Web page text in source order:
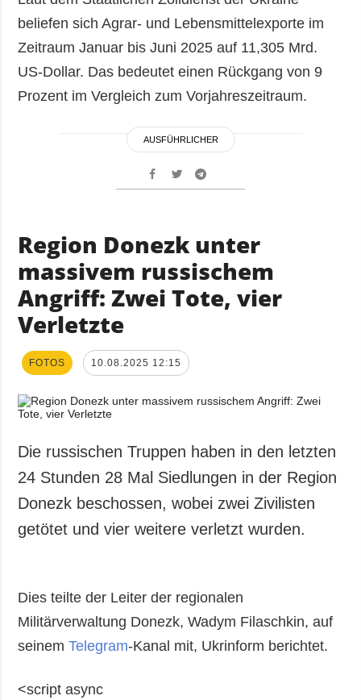
beliefen sich Agrar- und Lebensmittelexporte im
Zeitraum Januar bis Juni 2025 auf 11,305 Mrd.
US-Dollar. Das bedeutet einen Rückgang von 9
Prozent im Vergleich zum Vorjahreszeitraum.
AUSFÜHRLICHER
Region Donezk unter
massivem russischem
Angriff: Zwei Tote, vier
Verletzte
FOTOS 10.08.2025 12:15
Die russischen Truppen haben in den letzten
24 Stunden 28 Mal Siedlungen in der Region
Donezk beschossen, wobei zwei Zivilisten
getötet und vier weitere verletzt wurden.
Dies teilte der Leiter der regionalen
Militärverwaltung Donezk, Wadym Filaschkin, auf
seinemTelegram-Kanal mit, Ukrinform berichtet.
<script async